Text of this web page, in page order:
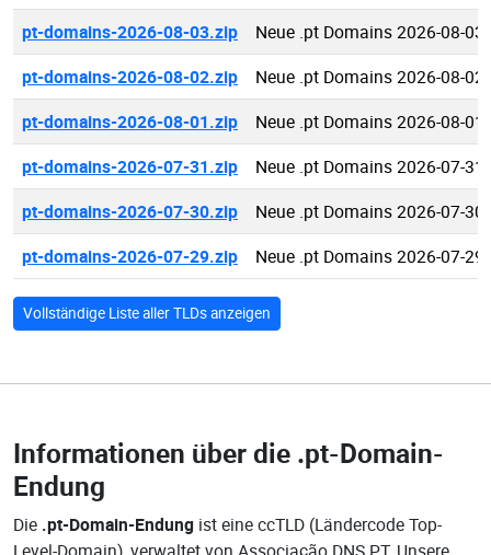
pt-domains-2026-08-03.zip
Neue .pt Domains 2026-08-03
pt-domains-2026-08-02.zip
Neue .pt Domains 2026-08-02
pt-domains-2026-08-01.zip
Neue .pt Domains 2026-08-01
pt-domains-2026-07-31.zip
Neue .pt Domains 2026-07-31
pt-domains-2026-07-30.zip
Neue .pt Domains 2026-07-30
pt-domains-2026-07-29.zip
Neue .pt Domains 2026-07-29
Vollständige Liste aller TLDs anzeigen
Informationen über die .pt-Domain-
Endung
Die .pt-Domain-Endung ist eine ccTLD (Ländercode Top-